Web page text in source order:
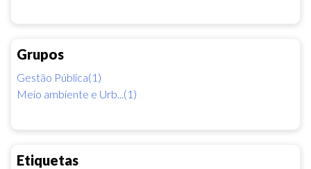
Grupos
Gestão Pública(1)
Meio ambiente e Urb...(1)
Etiquetas